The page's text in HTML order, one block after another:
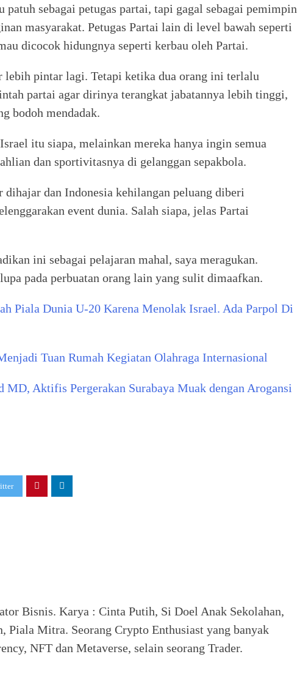
sebagai petugas partai, tapi gagal sebagai pemimpin
masyarakat. Petugas Partai lain di level bawah seperti
dicocok hidungnya seperti kerbau oleh Partai.
lebih pintar lagi. Tetapi ketika dua orang ini terlalu
partai agar dirinya terangkat jabatannya lebih tinggi,
bodoh mendadak.
itu siapa, melainkan mereka hanya ingin semua
dan sportivitasnya di gelanggan sepakbola.
dihajar dan Indonesia kehilangan peluang diberi
event dunia. Salah siapa, jelas Partai
ini sebagai pelajaran mahal, saya meragukan.
pada perbuatan orang lain yang sulit dimaafkan.
Piala Dunia U-20 Karena Menolak Israel. Ada Parpol Di
Tuan Rumah Kegiatan Olahraga Internasional
MD, Aktifis Pergerakan Surabaya Muak dengan Arogansi
Bisnis. Karya : Cinta Putih, Si Doel Anak Sekolahan,
Piala Mitra. Seorang Crypto Enthusiast yang banyak
NFT dan Metaverse, selain seorang Trader.